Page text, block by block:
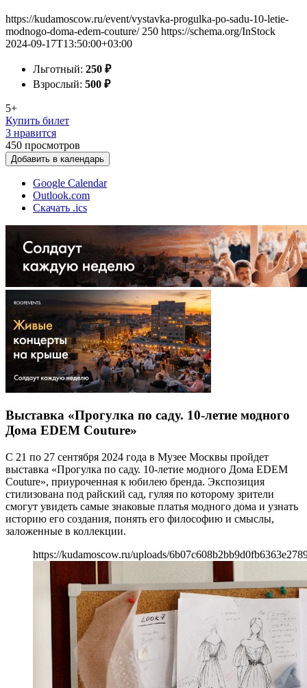
https://kudamoscow.ru/event/vystavka-progulka-po-sadu-10-letie-
modnogo-doma-edem-couture/ 250 https://schema.org/InStock
2024-09-17T13:50:00+03:00
Льготный: 250 ₽
Взрослый: 500 ₽
5+
Купить билет
3 нравится
450 просмотров
Добавить в календарь
Google Calendar
Outlook.com
Скачать .ics
Выставка «Прогулка по саду. 10-летие модного
Дома EDEM Couture»
С 21 по 27 сентября 2024 года в Музее Москвы пройдет
выставка «Прогулка по саду. 10-летие модного Дома EDEM
Couture», приуроченная к юбилею бренда. Экспозиция
стилизована под райский сад, гуляя по которому зрители
смогут увидеть самые знаковые платья модного дома и узнать
историю его создания, понять его философию и смыслы,
заложенные в коллекции.
https://kudamoscow.ru/uploads/